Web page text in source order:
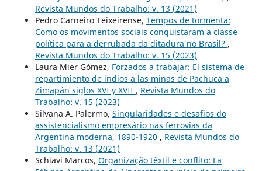
Revista Mundos do Trabalho: v. 13 (2021)
Pedro Carneiro Teixeirense, Tempos de tormenta:
Como os movimentos sociais conquistaram a classe
política para a derrubada da ditadura no Brasil? ,
Revista Mundos do Trabalho: v. 15 (2023)
Laura Mier Gómez, Forzados a trabajar: El sistema de
repartimiento de indios a las minas de Pachuca a
Zimapán siglos XVI y XVII , Revista Mundos do
Trabalho: v. 15 (2023)
Silvana A. Palermo, Singularidades e desafios do
assistencialismo empresário nas ferrovias da
Argentina moderna, 1890-1920 , Revista Mundos do
Trabalho: v. 13 (2021)
Schiavi Marcos, Organização têxtil e conflito: La